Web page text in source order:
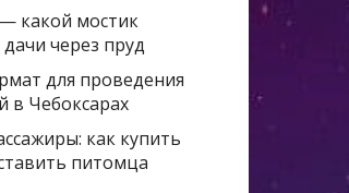
какой мостик
через пруд
для проведения
в Чебоксарах
как купить
питомца